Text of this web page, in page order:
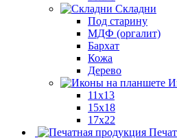
Складни
Под старину
МДФ (оргалит)
Бархат
Кожа
Дерево
11х13
15х18
17х22